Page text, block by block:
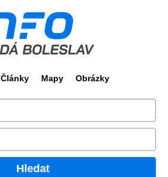
Články Mapy Obrázky
Hledat